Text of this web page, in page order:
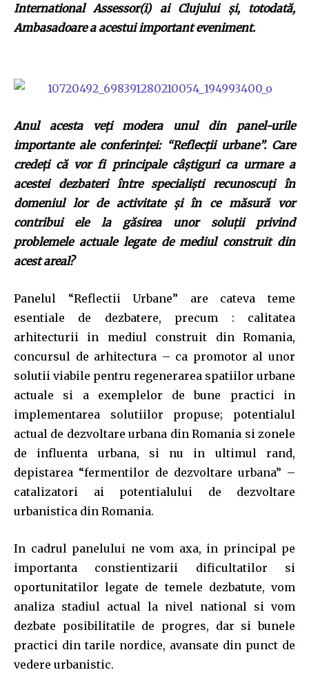
International Assessor(i) ai Clujului şi, totodată,
Ambasadoare a acestui important eveniment.
Anul acesta veţi modera unul din panel-urile
importante ale conferinţei: “Reflecţii urbane”. Care
credeţi că vor fi principale câştiguri ca urmare a
acestei dezbateri între specialişti recunoscuţi în
domeniul lor de activitate şi în ce măsură vor
contribui ele la găsirea unor soluţii privind
problemele actuale legate de mediul construit din
acest areal?
Panelul “Reflectii Urbane” are cateva teme
esentiale de dezbatere, precum : calitatea
arhitecturii in mediul construit din Romania,
concursul de arhitectura – ca promotor al unor
solutii viabile pentru regenerarea spatiilor urbane
actuale si a exemplelor de bune practici in
implementarea solutiilor propuse; potentialul
actual de dezvoltare urbana din Romania si zonele
de influenta urbana, si nu in ultimul rand,
depistarea “fermentilor de dezvoltare urbana” –
catalizatori ai potentialului de dezvoltare
urbanistica din Romania.
In cadrul panelului ne vom axa, in principal pe
importanta constientizarii dificultatilor si
oportunitatilor legate de temele dezbatute, vom
analiza stadiul actual la nivel national si vom
dezbate posibilitatile de progres, dar si bunele
practici din tarile nordice, avansate din punct de
vedere urbanistic.